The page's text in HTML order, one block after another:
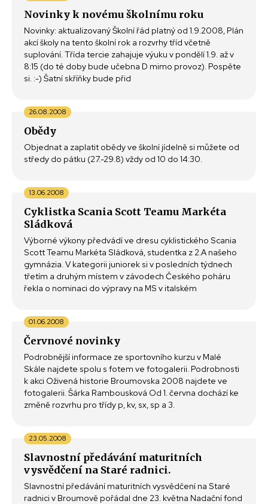
Novinky k novému školnímu roku
Novinky: aktualizovaný Školní řád platný od 1.9.2008, Plán
akcí školy na tento školní rok a rozvrhy tříd včetně
suplování. Třída tercie zahajuje výuku v pondělí 1.9. až v
8:15 (do té doby bude učebna D mimo provoz). Pospěte
si. :-) Šatní skříňky bude přid
Obědy
26.08.2008
Objednat a zaplatit obědy ve školní jídelně si můžete od
středy do pátku (27.-29.8) vždy od 10 do 14:30.
Cyklistka Scania Scott Teamu Markéta
Sládková
13.06.2008
Výborné výkony předvádí ve dresu cyklistického Scania
Scott Teamu Markéta Sládková, studentka z 2.A našeho
gymnázia. V kategorii juniorek si v posledních týdnech
třetím a druhým místem v závodech Českého poháru
řekla o nominaci do výpravy na MS v italském
Červnové novinky
01.06.2008
Podrobnější informace ze sportovního kurzu v Malé
Skále najdete spolu s fotem ve fotogalerii. Podrobnosti
k akci Oživená historie Broumovska 2008 najdete ve
fotogalerii. Šárka Rambousková Od 1. června dochází ke
změně rozvrhu pro třídy p, kv, sx, sp a 3.
Slavnostní předávání maturitních
vysvědčení na Staré radnici.
23.05.2008
Slavnostní předávání maturitních vysvědčení na Staré
radnici v Broumově pořádal dne 23. května Nadační fond